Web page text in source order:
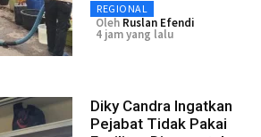
REGIONAL
Oleh Ruslan Efendi
4 jam yang lalu
Diky Candra Ingatkan
Pejabat Tidak Pakai